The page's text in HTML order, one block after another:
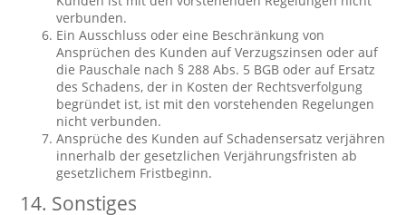
verbunden.
Ein Ausschluss oder eine Beschränkung von
Ansprüchen des Kunden auf Verzugszinsen oder auf
die Pauschale nach § 288 Abs. 5 BGB oder auf Ersatz
des Schadens, der in Kosten der Rechtsverfolgung
begründet ist, ist mit den vorstehenden Regelungen
nicht verbunden.
Ansprüche des Kunden auf Schadensersatz verjähren
innerhalb der gesetzlichen Verjährungsfristen ab
gesetzlichem Fristbeginn.
14. Sonstiges